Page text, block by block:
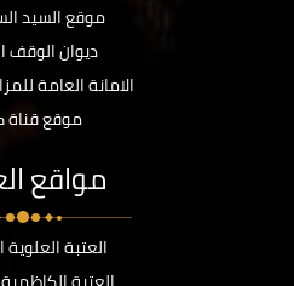
موقع السيد
ديوان
الامانة العامة
موقع قناة
مواقع
العتبة